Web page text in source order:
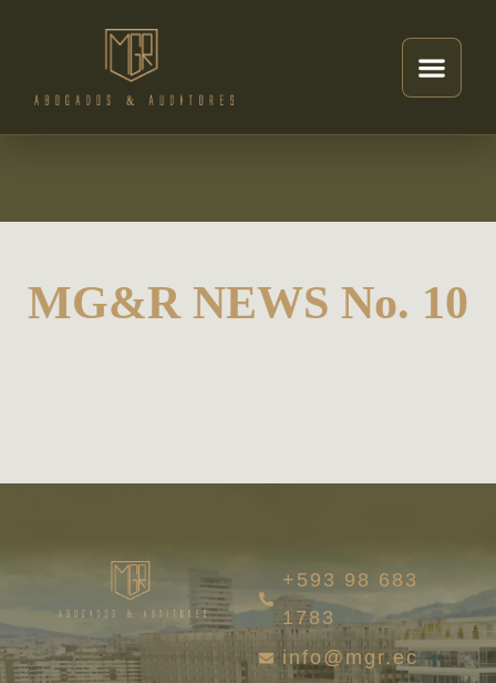
MG&R NEWS No. 10
+593 98 683
1783
info@mgr.ec